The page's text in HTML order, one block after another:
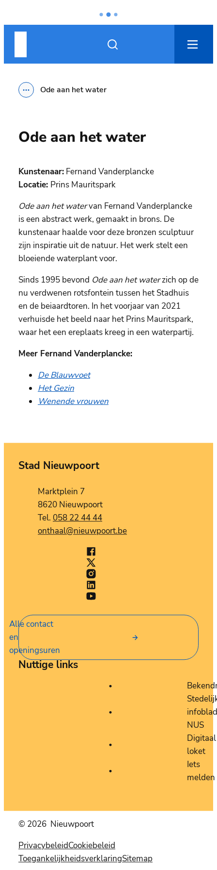
Naar inhoud
Zoek tonen / verbergen
Toon alle broodkruimel items
Ode aan het water
Ode aan het water
Kunstenaar: Fernand Vanderplancke
Locatie: Prins Mauritspark
Ode aan het watervan Fernand Vanderplancke
is een abstract werk, gemaakt in brons. De
kunstenaar haalde voor deze bronzen sculptuur
zijn inspiratie uit de natuur. Het werk stelt een
bloeiende waterplant voor.
Sinds 1995 bevond Ode aan het waterzich op de
nu verdwenen rotsfontein tussen het Stadhuis
en de beiaardtoren. In het voorjaar van 2021
verhuisde het beeld naar het Prins Mauritspark,
waar het een ereplaats kreeg in een waterpartij.
Meer Fernand Vanderplancke:
De Blauwvoet
Het Gezin
Wenende vrouwen
Contact
Stad Nieuwpoort
AdresMarktplein 7
,8620 Nieuwpoort
058 22 44 44
E-mailonthaal@nieuwpoort.be
Stad Nieuwpoort
Stad Nieuwpoort
Stad Nieuwpoort
Stad Nieuwpoort
Stad Nieuwpoort
Alle contact
en
openingsuren
Nuttige links
infoblad
NUS
Digitaal
loket
Iets
melden
© 2026 Nieuwpoort
PrivacybeleidCookiebeleid
ToegankelijkheidsverklaringSitemap